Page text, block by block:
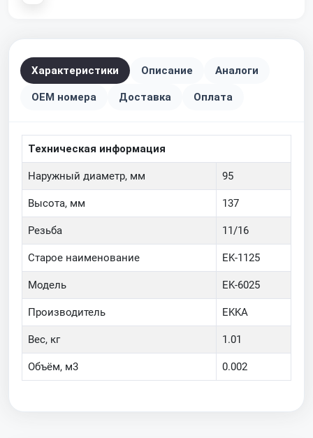
Характеристики Описание Аналоги
OEM номера Доставка Оплата
Техническая информация
Наружный диаметр, мм 95
Высота, мм 137
Резьба 11/16
Старое наименование EK-1125
Модель EK-6025
Производитель EKKA
Вес, кг 1.01
Объём, м3 0.002